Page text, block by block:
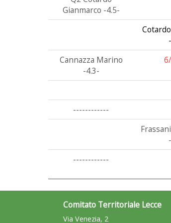
Gianmarco -4.5-
Cannazza Marino
-4.3-
------------
------------
Comitato Territoriale Lecce
Via Venezia, 2